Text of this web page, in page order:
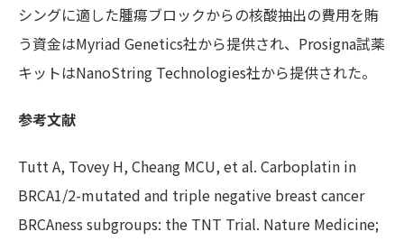
シングに適した腫瘍ブロックからの核酸抽出の費用を賄
う資金はMyriad Genetics社から提供され、Prosigna試薬
キットはNanoString Technologies社から提供された。
参考文献
Tutt A, Tovey H, Cheang MCU, et al. Carboplatin in
BRCA1/2-mutated and triple negative breast cancer
BRCAness subgroups: the TNT Trial. Nature Medicine;